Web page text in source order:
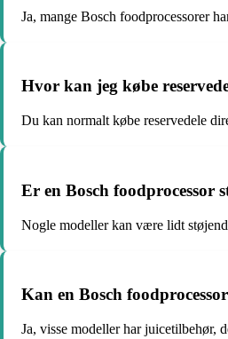
Ja, mange Bosch foodprocessorer
Hvor kan jeg købe
Du kan normalt købe reservedele
Er en Bosch foodprocessor
Nogle modeller kan være lidt
Kan en Bosch
Ja, visse modeller har juicetilbehør,